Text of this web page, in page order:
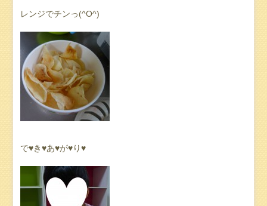
レンジでチンっ(^O^)
で♥き♥あ♥が♥り♥